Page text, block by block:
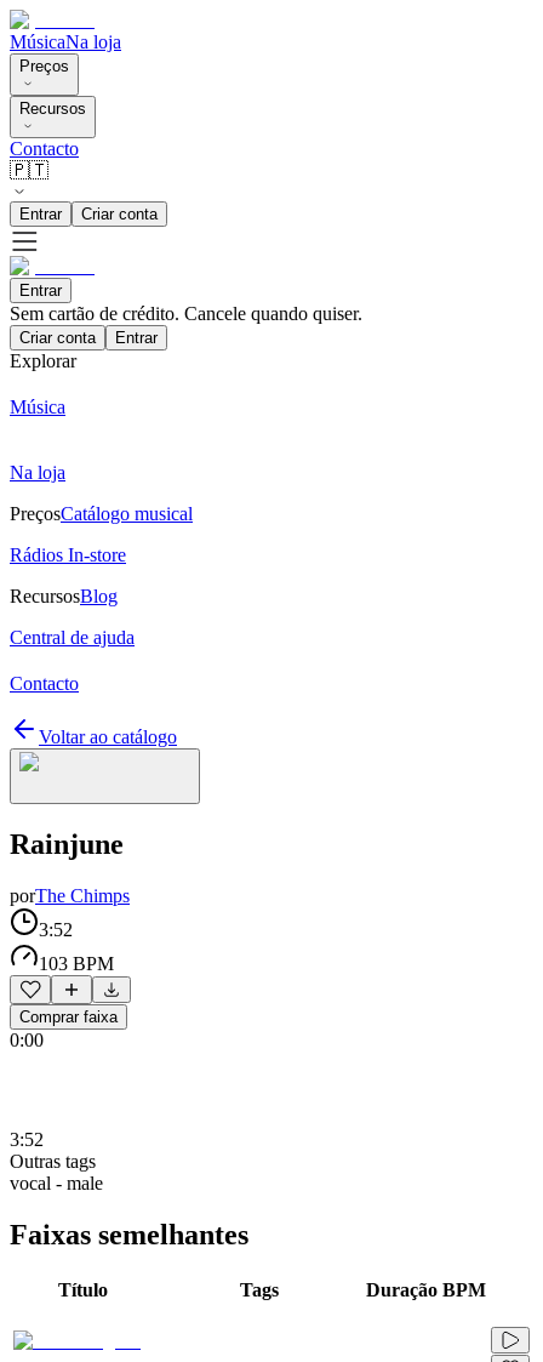
MúsicaNa loja
Preços
Recursos
Contacto
🇵🇹
Entrar Criar conta
Entrar
Sem cartão de crédito. Cancele quando quiser.
Criar conta Entrar
Explorar
Música
Na loja
PreçosCatálogo musical
Rádios In-store
RecursosBlog
Central de ajuda
Contacto
Voltar ao catálogo
Rainjune
porThe Chimps
3:52
103 BPM
Comprar faixa
0:00
3:52
Outras tags
vocal - male
Faixas semelhantes
Título Tags Duração BPM